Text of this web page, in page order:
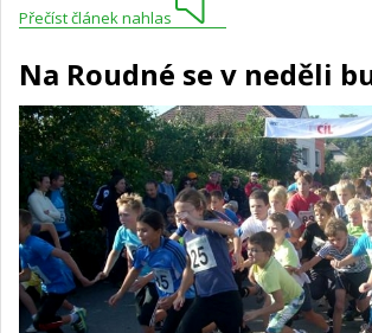
Přečíst článek nahlas
Na Roudné se v neděli